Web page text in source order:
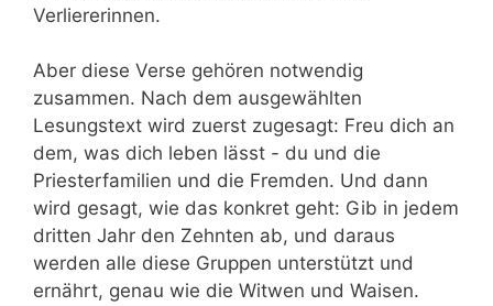
Verliererinnen.
Aber diese Verse gehören notwendig
zusammen. Nach dem ausgewählten
Lesungstext wird zuerst zugesagt: Freu dich an
dem, was dich leben lässt - du und die
Priesterfamilien und die Fremden. Und dann
wird gesagt, wie das konkret geht: Gib in jedem
dritten Jahr den Zehnten ab, und daraus
werden alle diese Gruppen unterstützt und
ernährt, genau wie die Witwen und Waisen.